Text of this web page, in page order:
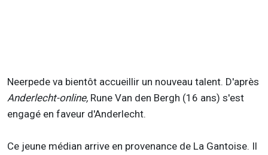
Neerpede va bientôt accueillir un nouveau talent. D'après
Anderlecht-online, Rune Van den Bergh (16 ans) s'est
engagé en faveur d'Anderlecht.
Ce jeune médian arrive en provenance de La Gantoise. Il